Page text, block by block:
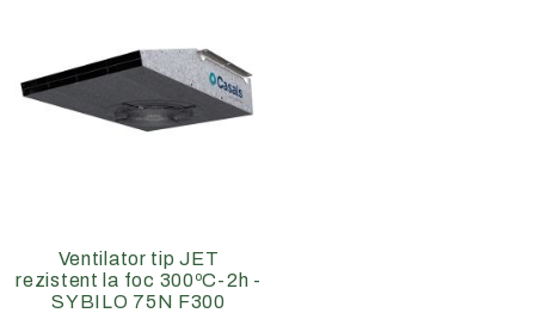
Ventilator tip JET
rezistent la foc 300ºC-2h -
SYBILO 75N F300